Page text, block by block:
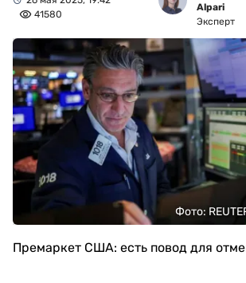
41580
Alpari
Эксперт
Фото:
Премаркет США: есть повод для